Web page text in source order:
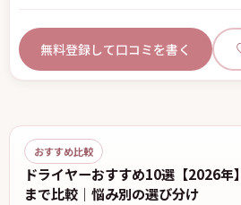
無料登録して口コミを書く
おすすめ比較
ドライヤーおすすめ10選【2026年
まで比較｜悩み別の選び分け